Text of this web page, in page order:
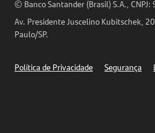
Horários de Atendimento
Telefones
© Banco Santander (Brasil) S.A.,
Av. Presidente Juscelino Kubitschek,
Paulo/SP.
Política de Privacidade Segurança